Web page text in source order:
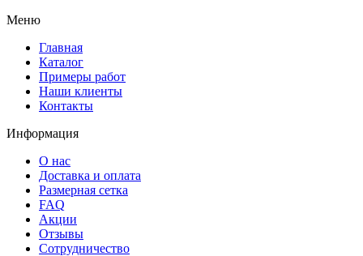
Меню
Главная
Каталог
Примеры работ
Наши клиенты
Контакты
Информация
О нас
Доставка и оплата
Размерная сетка
FAQ
Акции
Отзывы
Сотрудничество